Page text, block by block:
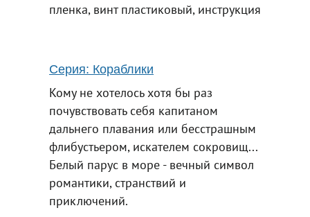
пленка, винт пластиковый, инструкция
Серия: Кораблики
Кому не хотелось хотя бы раз
почувствовать себя капитаном
дальнего плавания или бесстрашным
флибустьером, искателем сокровищ...
Белый парус в море - вечный символ
романтики, странствий и
приключений.